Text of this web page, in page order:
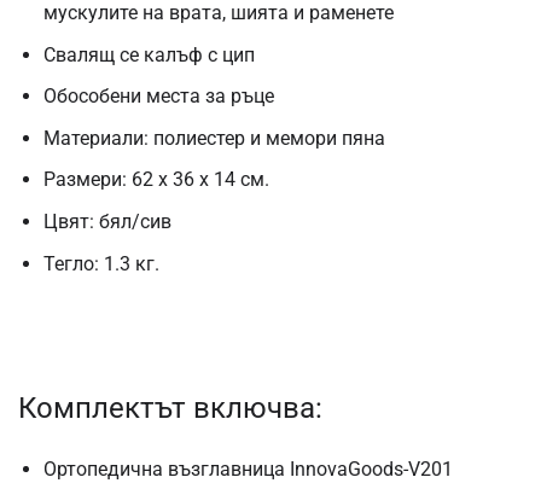
мускулите на врата, шията и раменете
Свалящ се калъф с цип
Обособени места за ръце
Материали: полиестер и мемори пяна
Размери: 62 x 36 x 14 см.
Цвят: бял/сив
Тегло: 1.3 кг.
Комплектът включва:
Ортопедична възглавница InnovaGoods-V201